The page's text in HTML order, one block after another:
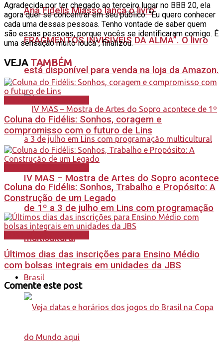
Ana Fidelis Miasso lança o livro”
FRAGMENTOS INVISÍVEIS DA ALMA”. O livro
está disponível para venda na loja da Amazon.
IV MAS – Mostra de Artes do Sopro acontece
de 1º a 3 de julho em Lins com programação
multicultural
Brasil
Agradecida por ter chegado ao terceiro lugar no BBB 20, ela
agora quer se concentrar em seu público. “Eu quero conhecer
cada uma dessas pessoas. Tenho vontade de saber quem
são essas pessoas, porque vocês se identificaram comigo. É
uma sensação muito louca”, finalizou.
VEJATAMBÉM
Coluna do Fidélis: Sonhos, coragem e
compromisso com o futuro de Lins
Coluna do Fidélis: Sonhos, Trabalho e Propósito: A
Construção de um Legado
Últimos dias das inscrições para Ensino Médio
com bolsas integrais em unidades da JBS
Comente este post